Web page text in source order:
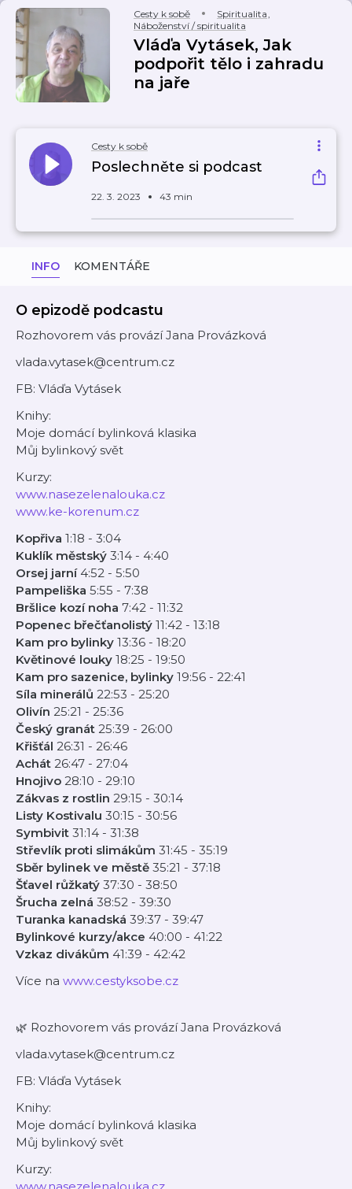
Cesty k sobě Spiritualita,
Náboženství / spiritualita
Vláďa Vytásek, Jak
podpořit tělo i zahradu
na jaře
Cesty k sobě
Poslechněte si podcast
22. 3. 2023 43 min
INFO KOMENTÁŘE
O epizodě podcastu
Rozhovorem vás provází Jana Provázková
vlada.vytasek@centrum.cz
FB: Vláďa Vytásek
Knihy:
Moje domácí bylinková klasika
Můj bylinkový svět
Kurzy:
www.nasezelenalouka.cz
www.ke-korenum.cz
Kopřiva 1:18 - 3:04
Kuklík městský 3:14 - 4:40
Orsej jarní 4:52 - 5:50
Pampeliška 5:55 - 7:38
Bršlice kozí noha 7:42 - 11:32
Popenec břečťanolistý 11:42 - 13:18
Kam pro bylinky 13:36 - 18:20
Květinové louky 18:25 - 19:50
Kam pro sazenice, bylinky 19:56 - 22:41
Síla minerálů 22:53 - 25:20
Olivín 25:21 - 25:36
Český granát 25:39 - 26:00
Křišťál 26:31 - 26:46
Achát 26:47 - 27:04
Hnojivo 28:10 - 29:10
Zákvas z rostlin 29:15 - 30:14
Listy Kostivalu 30:15 - 30:56
Symbivit 31:14 - 31:38
Střevlík proti slimákům 31:45 - 35:19
Sběr bylinek ve městě 35:21 - 37:18
Šťavel růžkatý 37:30 - 38:50
Šrucha zelná 38:52 - 39:30
Turanka kanadská 39:37 - 39:47
Bylinkové kurzy/akce 40:00 - 41:22
Vzkaz divákům 41:39 - 42:42
Více na www.cestyksobe.cz
🌿 Rozhovorem vás provází Jana Provázková
vlada.vytasek@centrum.cz
FB: Vláďa Vytásek
Knihy:
Moje domácí bylinková klasika
Můj bylinkový svět
Kurzy: